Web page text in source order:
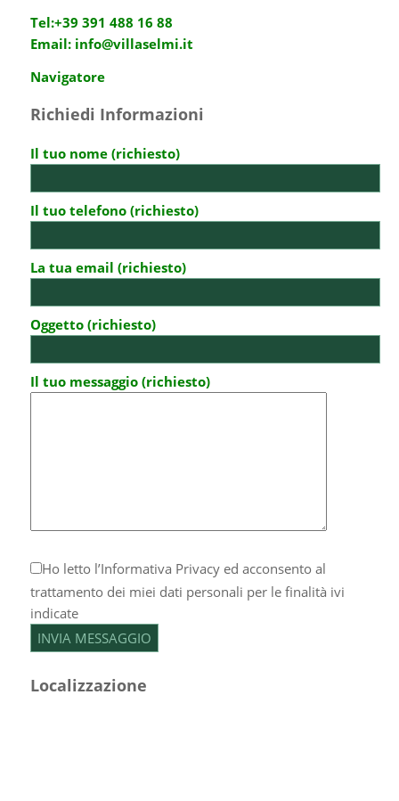
Tel:+39 391 488 16 88
Email: info@villaselmi.it
Navigatore
Richiedi Informazioni
Il tuo nome (richiesto)
Il tuo telefono (richiesto)
La tua email (richiesto)
Oggetto (richiesto)
Il tuo messaggio (richiesto)
Ho letto l’Informativa Privacyed acconsento al
trattamento dei miei dati personali per le finalità ivi
indicate
Localizzazione